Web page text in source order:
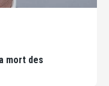
mort des